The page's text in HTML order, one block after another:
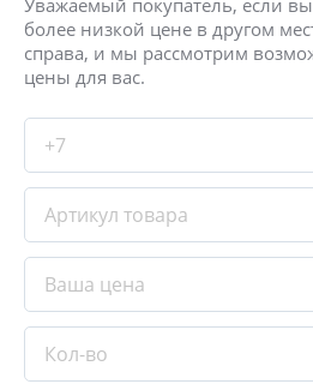
более низкой цене в другом
справа, и мы рассмотрим
цены для вас.